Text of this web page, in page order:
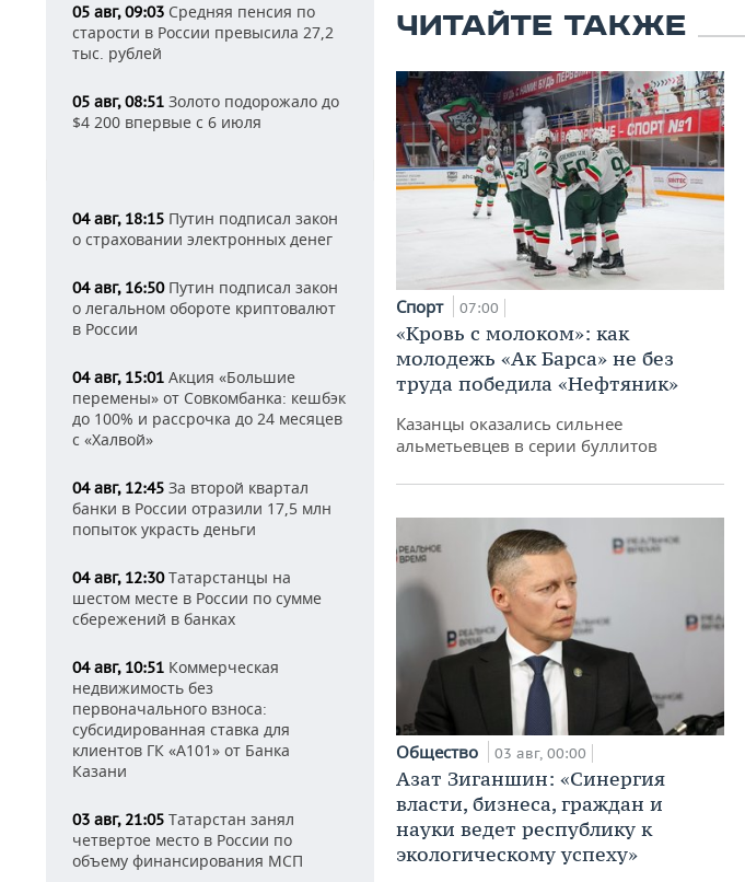
05 авг, 09:03 Средняя пенсия по
старости в России превысила 27,2
тыс. рублей
05 авг, 08:51 Золото подорожало до
$4 200 впервые с 6 июля
04 авг, 18:15 Путин подписал закон
о страховании электронных денег
04 авг, 16:50Путин подписал закон
о легальном обороте криптовалют
в России
04 авг, 15:01 Акция «Большие
перемены» от Совкомбанка: кешбэк
до 100% и рассрочка до 24 месяцев
с «Халвой»
04 авг, 12:45 За второй квартал
банки в России отразили 17,5 млн
попыток украсть деньги
04 авг, 12:30Татарстанцы на
шестом месте в России по сумме
сбережений в банках
04 авг, 10:51 Коммерческая
недвижимость без
первоначального взноса:
субсидированная ставка для
клиентов ГК «А101» от Банка
Казани
03 авг, 21:05 Татарстан занял
четвертое место в России по
объему финансирования МСП
ЧИТАЙТЕ ТАКЖЕ
Спорт 07:00
«Кровь с молоком»: как
молодежь «Ак Барса» не без
труда победила «Нефтяник»
Казанцы оказались сильнее
альметьевцев в серии буллитов
Общество 03 авг, 00:00
Азат Зиганшин: «Синергия
власти, бизнеса, граждан и
науки ведет республику к
экологическому успеху»